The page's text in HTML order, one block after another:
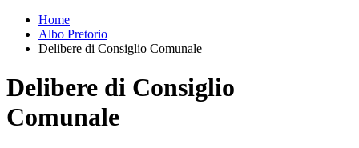
Home
Albo Pretorio
Delibere di Consiglio Comunale
Delibere di Consiglio
Comunale